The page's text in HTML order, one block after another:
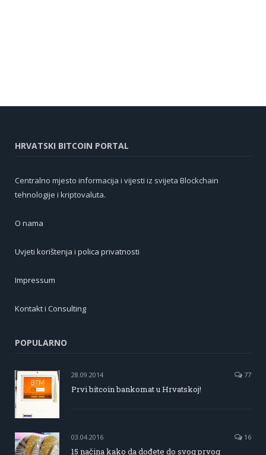
HRVATSKI BITCOIN PORTAL
Centralno mjesto informacija i vijesti iz svijeta Blockchain
tehnologije i kriptovaluta.
O nama
Uvjeti korištenja i polica privatnosti
Impressum
Kontakt i Consulting
POPULARNO
28.09.2014 77
Prvi bitcoin bankomat u Hrvatskoj!
03.04.2016 16
15 načina kako da dođete do svog prvog